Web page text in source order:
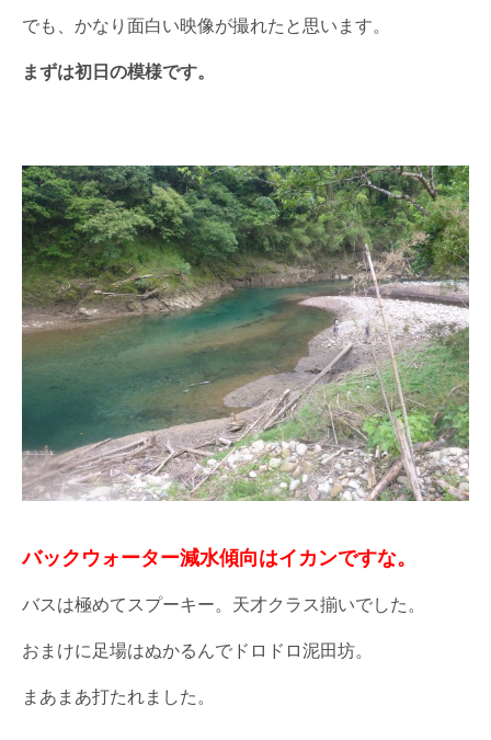
でも、かなり面白い映像が撮れたと思います。
まずは初日の模様です。
バックウォーター減水傾向はイカンですな。
バスは極めてスプーキー。天才クラス揃いでした。
おまけに足場はぬかるんでドロドロ泥田坊。
まあまあ打たれました。